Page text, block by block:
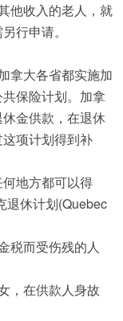
他收入的老人，就
行申请。
拿大各省都实施加
保险计划。加拿
金供款，在退休
项计划得到补
地方都可以得
退休计划(Quebec
税而受伤残的人
，在供款人身故